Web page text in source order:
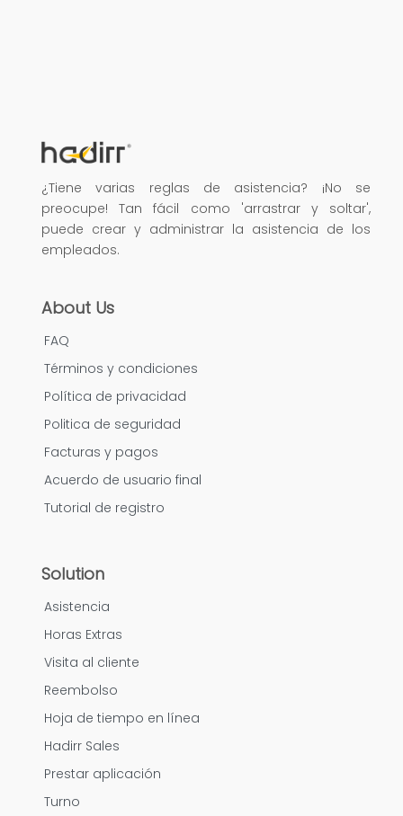
¿Tiene varias reglas de asistencia? ¡No se
preocupe! Tan fácil como 'arrastrar y soltar',
puede crear y administrar la asistencia de los
empleados.
About Us
FAQ
Términos y condiciones
Política de privacidad
Politica de seguridad
Facturas y pagos
Acuerdo de usuario final
Tutorial de registro
Solution
Asistencia
Horas Extras
Visita al cliente
Reembolso
Hoja de tiempo en línea
Hadirr Sales
Prestar aplicación
Turno